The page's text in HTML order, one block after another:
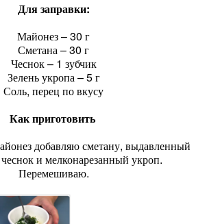
Для заправки:
Майонез – 30 г
Сметана – 30 г
Чеснок – 1 зубчик
Зелень укропа – 5 г
Соль, перец по вкусу
Как приготовить
добавляю сметану, выдавленный
чеснок и мелконарезанный укроп.
Перемешиваю.